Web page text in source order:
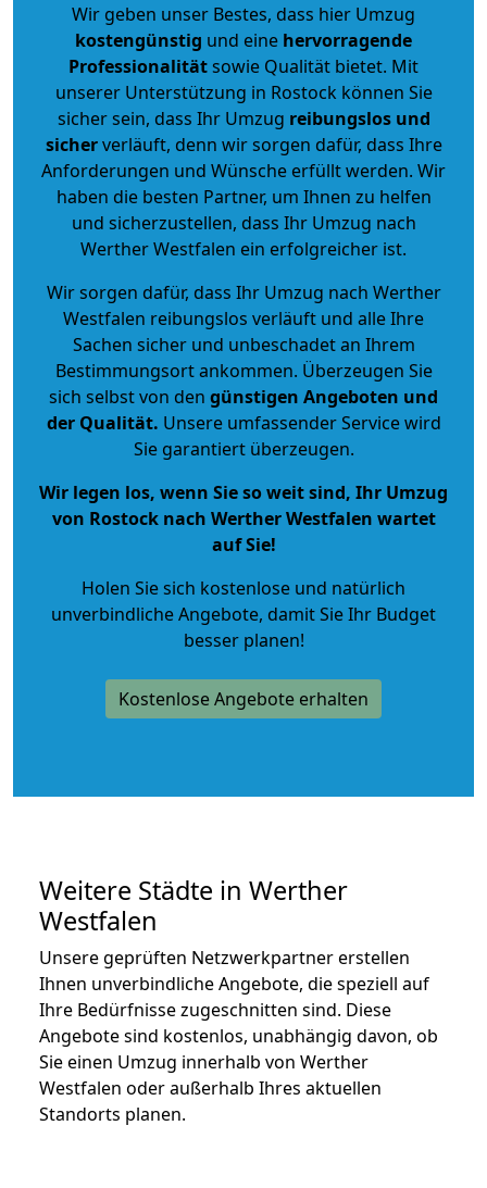
Wir geben unser Bestes, dass hier Umzug
kostengünstig und eine hervorragende
Professionalitätsowie Qualität bietet. Mit
unserer Unterstützung in Rostock können Sie
sicher sein, dass Ihr Umzug reibungslos und
sicherverläuft, denn wir sorgen dafür, dass Ihre
Anforderungen und Wünsche erfüllt werden. Wir
haben die besten Partner, um Ihnen zu helfen
und sicherzustellen, dass Ihr Umzug nach
Werther Westfalen ein erfolgreicher ist.
Wir sorgen dafür, dass Ihr Umzug nach Werther
Westfalen reibungslos verläuft und alle Ihre
Sachen sicher und unbeschadet an Ihrem
Bestimmungsort ankommen. Überzeugen Sie
sich selbst von den günstigen Angeboten und
der Qualität. Unsere umfassender Service wird
Sie garantiert überzeugen.
Wir legen los, wenn Sie so weit sind, Ihr Umzug
von Rostock nach Werther Westfalen wartet
auf Sie!
Holen Sie sich kostenlose und natürlich
unverbindliche Angebote, damit Sie Ihr Budget
besser planen!
Kostenlose Angebote erhalten
Weitere Städte in Werther
Westfalen
Unsere geprüften Netzwerkpartner erstellen
Ihnen unverbindliche Angebote, die speziell auf
Ihre Bedürfnisse zugeschnitten sind. Diese
Angebote sind kostenlos, unabhängig davon, ob
Sie einen Umzug innerhalb von Werther
Westfalen oder außerhalb Ihres aktuellen
Standorts planen.